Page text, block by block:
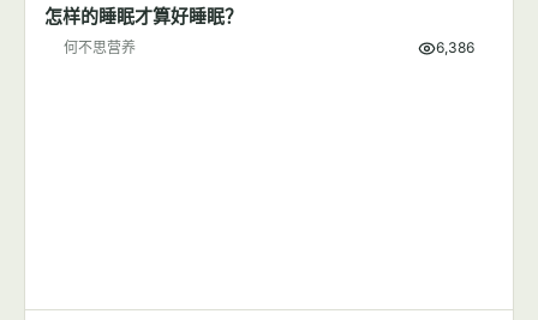
怎样的睡眠才算好睡眠？
何不思营养 6,386